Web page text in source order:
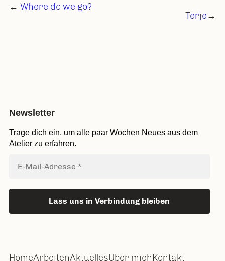
← Where do we go?
Terje→
Newsletter
Trage dich ein, um alle paar Wochen Neues aus dem
Atelier zu erfahren.
HomeArbeitenAktuellesÜber michKontakt